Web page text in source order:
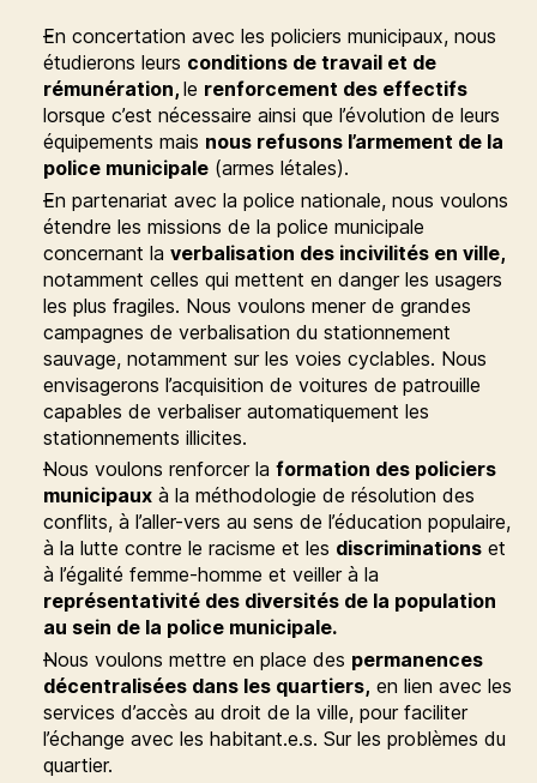
En concertation avec les policiers municipaux, nous
étudierons leurs conditions de travail et de
rémunération, le renforcement des effectifs
lorsque c’est nécessaire ainsi que l’évolution de leurs
équipements mais nous refusons l’armement de la
police municipale(armes létales).
En partenariat avec la police nationale, nous voulons
étendre les missions de la police municipale
concernant la verbalisation des incivilités en ville,
notamment celles qui mettent en danger les usagers
les plus fragiles. Nous voulons mener de grandes
campagnes de verbalisation du stationnement
sauvage, notamment sur les voies cyclables. Nous
envisagerons l’acquisition de voitures de patrouille
capables de verbaliser automatiquement les
stationnements illicites.
Nous voulons renforcer la formation des policiers
municipauxà la méthodologie de résolution des
conflits, à l’aller-vers au sens de l’éducation populaire,
à la lutte contre le racisme et les discriminationset
à l’égalité femme-homme et veiller à la
représentativité des diversités de la population
au sein de la police municipale.
Nous voulons mettre en place des permanences
décentralisées dans les quartiers, en lien avec les
services d’accès au droit de la ville, pour faciliter
l’échange avec les habitant.e.s. Sur les problèmes du
quartier.